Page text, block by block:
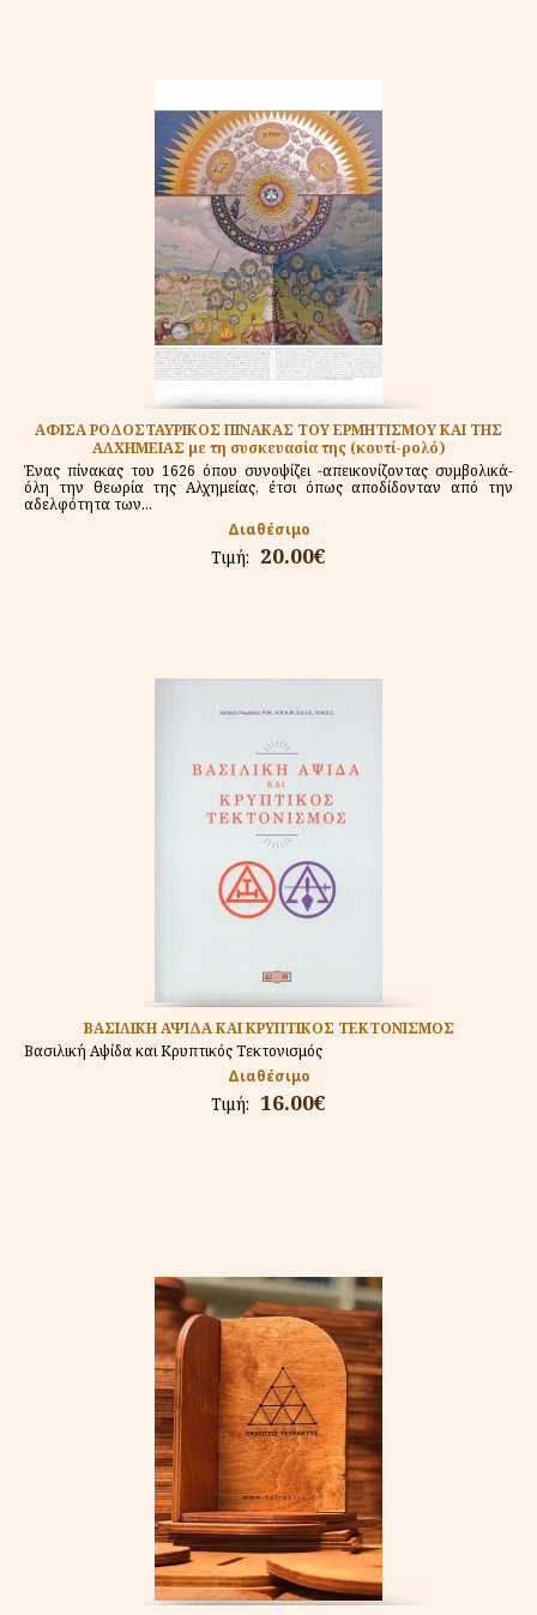
ΑΦΙΣΑ ΡΟΔΟΣΤΑΥΡΙΚΟΣ ΠΙΝΑΚΑΣ ΤΟΥ ΕΡΜΗΤΙΣΜΟΥ ΚΑΙ ΤΗΣ
ΑΛΧΗΜΕΙΑΣ με τη συσκευασία της (κουτί-ρολό)
Ένας πίνακας του 1626 όπου συνοψίζει -απεικονίζοντας συμβολικά-
όλη την θεωρία της Αλχημείας, έτσι όπως αποδίδονταν από την
αδελφότητα των...
Διαθέσιμο
Τιμή: 20.00€
ΒΑΣΙΛΙΚΗ ΑΨΙΔΑ ΚΑΙ ΚΡΥΠΤΙΚΟΣ ΤΕΚΤΟΝΙΣΜΟΣ
Βασιλική Αψίδα και Κρυπτικός Τεκτονισμός
Διαθέσιμο
Τιμή: 16.00€